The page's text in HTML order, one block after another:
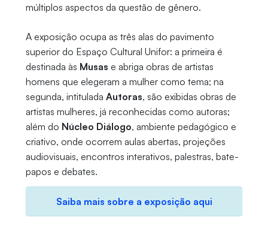
múltiplos aspectos da questão de gênero.
A exposição ocupa as três alas do pavimento
superior do Espaço Cultural Unifor: a primeira é
destinada às Musas e abriga obras de artistas
homens que elegeram a mulher como tema; na
segunda, intitulada Autoras, são exibidas obras de
artistas mulheres, já reconhecidas como autoras;
além do Núcleo Diálogo, ambiente pedagógico e
criativo, onde ocorrem aulas abertas, projeções
audiovisuais, encontros interativos, palestras, bate-
papos e debates.
Saiba mais sobre a exposição aqui